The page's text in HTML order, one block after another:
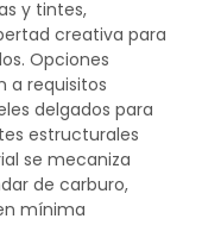
y tintes,
creativa para
Opciones
a requisitos
delgados para
estructurales
se mecaniza
de carburo,
mínima